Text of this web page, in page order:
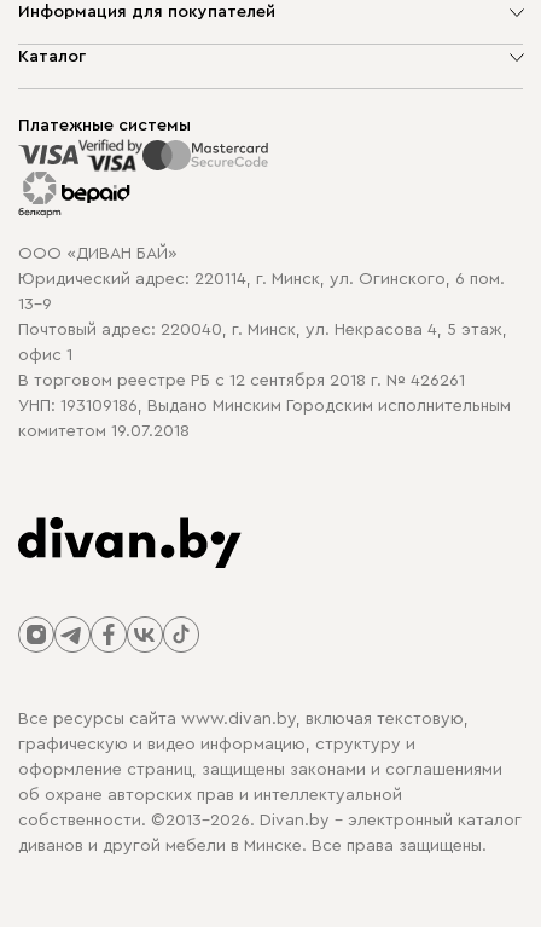
Информация для покупателей
О компании
Способы оплаты
Рассрочка и кредит
Гарантия
Карта сайта
Политика конфиденциальности
Политика в отношении обработки cookie
Каталог
Корпусная мебель
Распродажа мебели
Платежные системы
ООО «ДИВАН БАЙ»
Юридический адрес: 220114, г. Минск, ул. Огинского, 6 пом.
13-9
Почтовый адрес: 220040, г. Минск, ул. Некрасова 4, 5 этаж,
офис 1
В торговом реестре РБ с 12 сентября 2018 г. № 426261
УНП: 193109186, Выдано Минским Городским исполнительным
комитетом 19.07.2018
Все ресурсы сайта www.divan.by, включая текстовую,
графическую и видео информацию, структуру и
оформление страниц, защищены законами и соглашениями
об охране авторских прав и интеллектуальной
собственности. ©2013-2026. Divan.by - электронный каталог
диванов и другой мебели в Минске. Все права защищены.